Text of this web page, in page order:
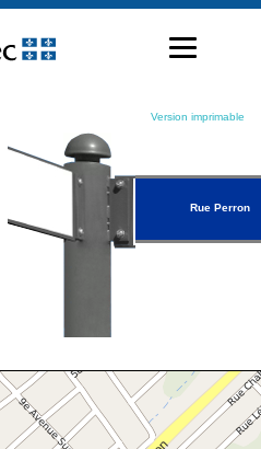
Version imprimable
Rue Perron